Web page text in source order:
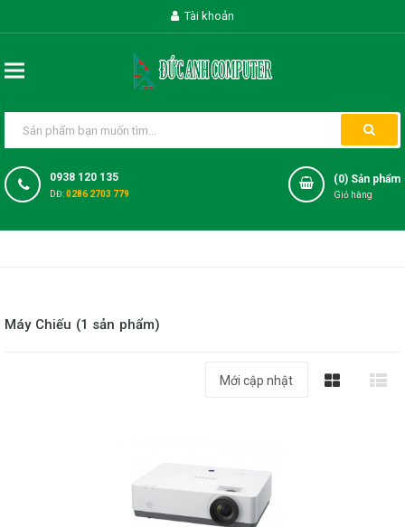
Tài khoản
0938 120 135
DĐ:0286 2703 779
(0) Sản phẩm
Giỏ hàng
Máy Chiếu (1 sản phẩm)